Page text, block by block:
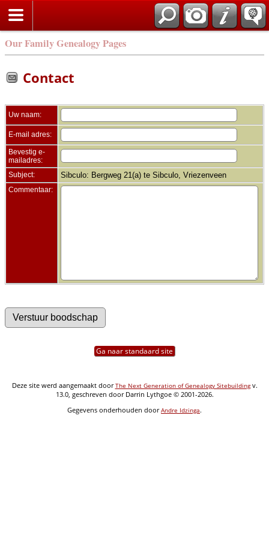
Our Family Genealogy Pages
Contact
Uw naam:
E-mail adres:
Bevestig e-
mailadres:
Subject:
Sibculo: Bergweg 21(a) te Sibculo, Vriezenveen
Commentaar:
Ga naar standaard site
Deze site werd aangemaakt doorThe Next Generation of Genealogy Sitebuildingv.
13.0, geschreven door Darrin Lythgoe © 2001-2026.
Gegevens onderhouden doorAndre Idzinga.